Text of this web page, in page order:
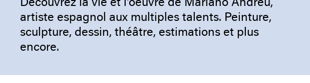
Découvrez la vie et l'oeuvre de Mariano Andreu,
artiste espagnol aux multiples talents. Peinture,
sculpture, dessin, théâtre, estimations et plus
encore.